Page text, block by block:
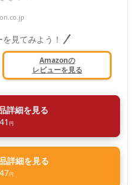
見てみよう！
Amazonの
レビューを見る
詳細を見る
円
詳細を見る
円